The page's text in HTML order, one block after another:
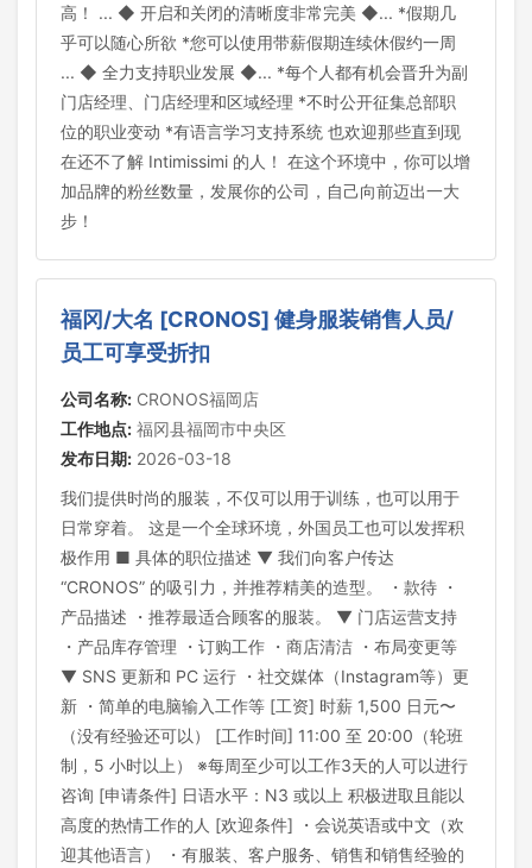
高！ ... ◆ 开启和关闭的清晰度非常完美 ◆... *假期几
乎可以随心所欲 *您可以使用带薪假期连续休假约一周
... ◆ 全力支持职业发展 ◆... *每个人都有机会晋升为副
门店经理、门店经理和区域经理 *不时公开征集总部职
位的职业变动 *有语言学习支持系统 也欢迎那些直到现
在还不了解 Intimissimi 的人！ 在这个环境中，你可以增
加品牌的粉丝数量，发展你的公司，自己向前迈出一大
步！
福冈/大名 [CRONOS] 健身服装销售人员/
员工可享受折扣
公司名称: CRONOS福岡店
工作地点: 福冈县福岡市中央区
发布日期: 2026-03-18
我们提供时尚的服装，不仅可以用于训练，也可以用于
日常穿着。 这是一个全球环境，外国员工也可以发挥积
极作用 ■ 具体的职位描述 ▼ 我们向客户传达
“CRONOS” 的吸引力，并推荐精美的造型。 ・款待 ・
产品描述 ・推荐最适合顾客的服装。 ▼ 门店运营支持
・产品库存管理 ・订购工作 ・商店清洁 ・布局变更等
▼ SNS 更新和 PC 运行 ・社交媒体（Instagram等）更
新 ・简单的电脑输入工作等 [工资] 时薪 1,500 日元〜
（没有经验还可以） [工作时间] 11:00 至 20:00（轮班
制，5 小时以上） ※每周至少可以工作3天的人可以进行
咨询 [申请条件] 日语水平：N3 或以上 积极进取且能以
高度的热情工作的人 [欢迎条件] ・会说英语或中文（欢
迎其他语言） ・有服装、客户服务、销售和销售经验的